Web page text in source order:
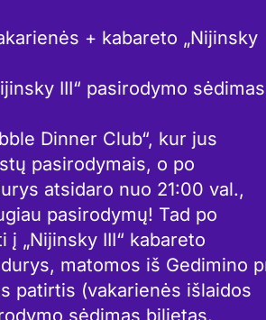
+ kabareto „Nijinsky
III“ pasirodymo sėdimas
Dinner Club“, kur jus
pasirodymais, o po
atsidaro nuo 21:00 val.,
pasirodymų! Tad po
į „Nijinsky III“ kabareto
matomos iš Gedimino
patirtis (vakarienės išlaidos
sėdimas bilietas.